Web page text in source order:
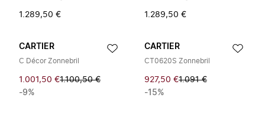
1.289,50 € 1.289,50 €
CARTIER
C Décor Zonnebril
1.001,50 €1.100,50 €
-9%
CARTIER
CT0620S Zonnebril
927,50 €1.091 €
-15%